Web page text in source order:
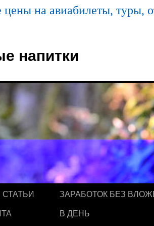
на авиабилеты, туры,
напитки
СТАТЬИ
ЗАРАБОТОК БЕЗ
В ДЕНЬ